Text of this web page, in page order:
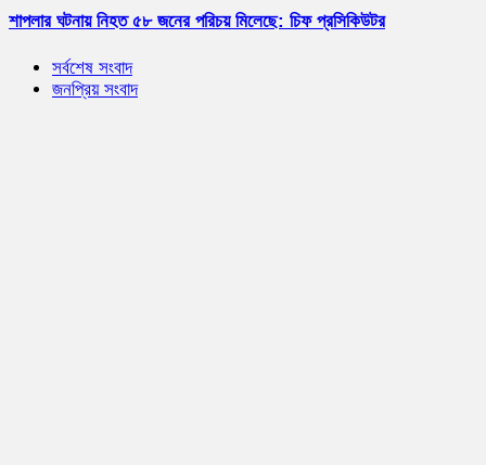
শাপলার ঘটনায় নিহত ৫৮ জনের পরিচয় মিলেছে: চিফ প্রসিকিউটর
সর্বশেষ সংবাদ
জনপ্রিয় সংবাদ